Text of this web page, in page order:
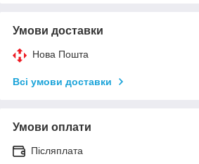
Умови доставки
Нова Пошта
Всі умови доставки
Умови оплати
Післяплата